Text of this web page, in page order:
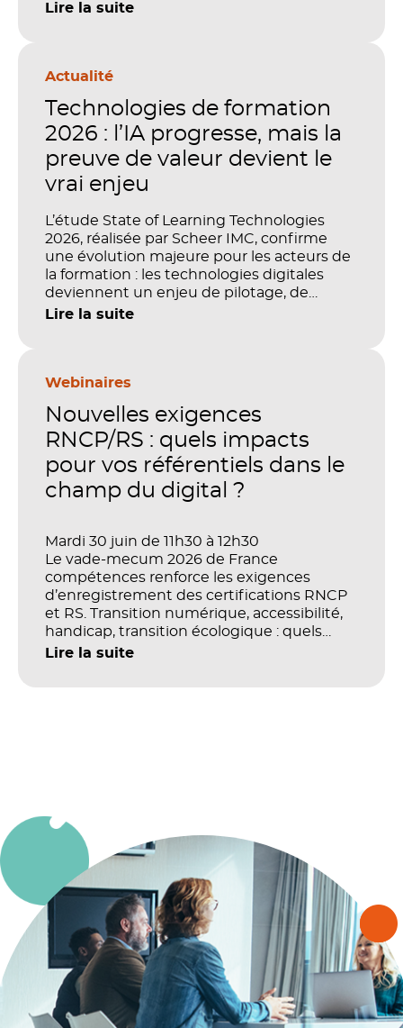
Lire la suite
Actualité
Technologies de formation
2026 : l’IA progresse, mais la
preuve de valeur devient le
vrai enjeu
L’étude State of Learning Technologies
2026, réalisée par Scheer IMC, confirme
une évolution majeure pour les acteurs de
la formation : les technologies digitales
deviennent un enjeu de pilotage, de
performance et de preuve de valeur. IA,
stratégique. Mais comment démontrer
investissements sur les compétences, la
productivité et la performance des
Lire la suite
Webinaires
Nouvelles exigences
RNCP/RS : quels impacts
pour vos référentiels dans le
champ du digital ?
Mardi 30 juin de 11h30 à 12h30
Le vade-mecum 2026 de France
compétences renforce les exigences
d’enregistrement des certifications RNCP
et RS. Transition numérique, accessibilité,
handicap, transition écologique : quels
impacts concrets pour les référentiels dans
Lire la suite